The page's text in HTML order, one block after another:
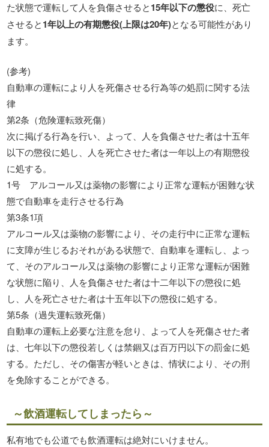
た状態で運転して人を負傷させると15年以下の懲役に、死亡
させると1年以上の有期懲役(上限は20年)となる可能性があり
ます。
(参考)
自動車の運転により人を死傷させる行為等の処罰に関する法
律
第2条（危険運転致死傷）
次に掲げる行為を行い、よって、人を負傷させた者は十五年
以下の懲役に処し、人を死亡させた者は一年以上の有期懲役
に処する。
1号 アルコール又は薬物の影響により正常な運転が困難な状
態で自動車を走行させる行為
第3条1項
アルコール又は薬物の影響により、その走行中に正常な運転
に支障が生じるおそれがある状態で、自動車を運転し、よっ
て、そのアルコール又は薬物の影響により正常な運転が困難
な状態に陥り、人を負傷させた者は十二年以下の懲役に処
し、人を死亡させた者は十五年以下の懲役に処する。
第5条（過失運転致死傷）
自動車の運転上必要な注意を怠り、よって人を死傷させた者
は、七年以下の懲役若しくは禁錮又は百万円以下の罰金に処
する。ただし、その傷害が軽いときは、情状により、その刑
を免除することができる。
～飲酒運転してしまったら～
私有地でも公道でも飲酒運転は絶対にいけません。